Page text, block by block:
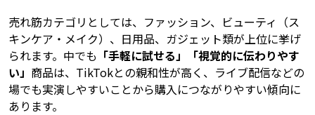
売れ筋カテゴリとしては、ファッション、ビューティ（ス
キンケア・メイク）、日用品、ガジェット類が上位に挙げ
られます。中でも 「手軽に試せる」「視覚的に伝わりやす
い」 商品は、TikTokとの親和性が高く、ライブ配信などの
場でも実演しやすいことから購入につながりやすい傾向に
あります。